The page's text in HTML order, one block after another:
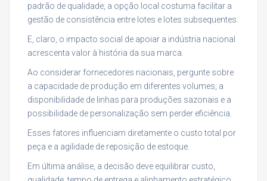
padrão de qualidade, a opção local costuma facilitar a
gestão de consistência entre lotes e lotes subsequentes.
E, claro, o impacto social de apoiar a indústria nacional
acrescenta valor à história da sua marca.
Ao considerar fornecedores nacionais, pergunte sobre
a capacidade de produção em diferentes volumes, a
disponibilidade de linhas para produções sazonais e a
possibilidade de personalização sem perder eficiência.
Esses fatores influenciam diretamente o custo total por
peça e a agilidade de reposição de estoque.
Em última análise, a decisão deve equilibrar custo,